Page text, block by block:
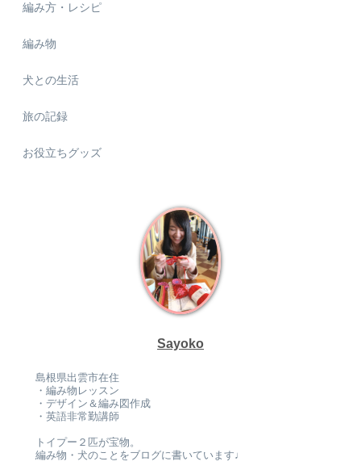
編み方・レシピ
編み物
犬との生活
旅の記録
お役立ちグッズ
Sayoko
島根県出雲市在住
・編み物レッスン
・デザイン＆編み図作成
・英語非常勤講師
トイプー２匹が宝物。
編み物・犬のことをブログに書いています♩